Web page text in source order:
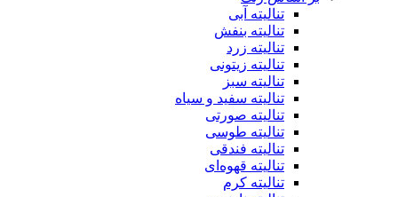
تنالیته آبی
تنالیته بنفش
تنالیته زرد
تنالیته زیتونی
تنالیته سبز
تنالیته سفید و سیاه
تنالیته صورتی
تنالیته طوسی
تنالیته فندقی
تنالیته قهوه‌ای
تنالیته کرم